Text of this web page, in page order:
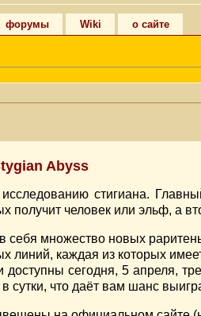
форумы Wiki о сайте
Abyss
исследованию стигиана.
получит человек или эльф, а
себя множество новых
линий, каждая из которых
сегодня, 5 апреля,
сутки, что даёт вам шанс